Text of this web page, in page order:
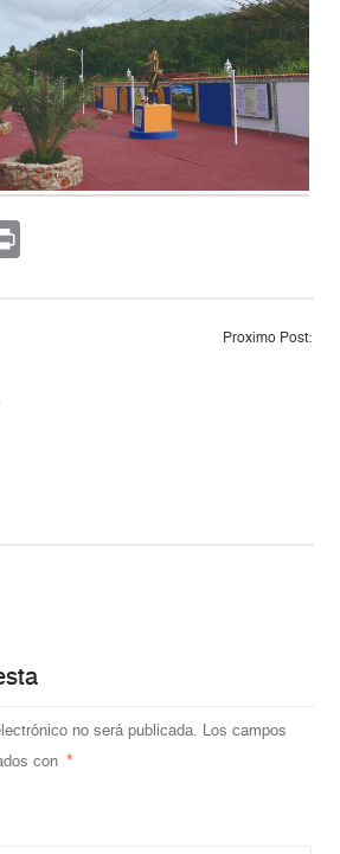
Proximo Post:
no será publicada. Los campos
con *